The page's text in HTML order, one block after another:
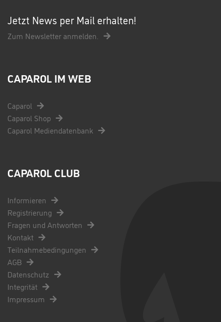
Jetzt News per Mail erhalten!
Zum Newsletter anmelden.
CAPAROL IM WEB
Caparol
Caparol Shop
Caparol Mediendatenbank
CAPAROL CLUB
Informieren
Registrierung
Fragen und Antworten
Kontakt
Teilnahmebedingungen
AGB
Datenschutz
Integrität
Impressum